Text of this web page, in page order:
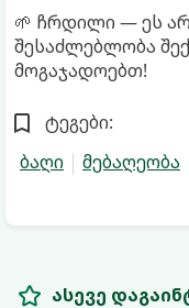
🌱 ჩრდილი — ეს
შესაძლებლობა
მოგაჯადოებთ!
ტეგები:
ბაღი
მებაღეობა
ასევე